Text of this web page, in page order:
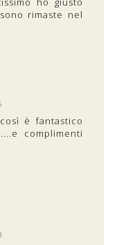
rimaste nel
è fantastico
complimenti